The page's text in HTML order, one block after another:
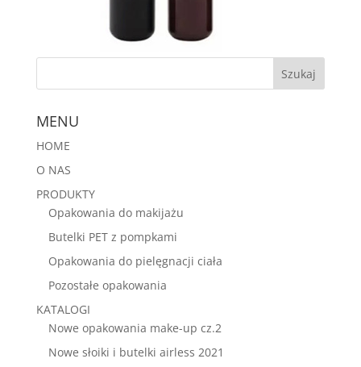
MENU
HOME
O NAS
PRODUKTY
Opakowania do makijażu
Butelki PET z pompkami
Opakowania do pielęgnacji ciała
Pozostałe opakowania
KATALOGI
Nowe opakowania make-up cz.2
Nowe słoiki i butelki airless 2021